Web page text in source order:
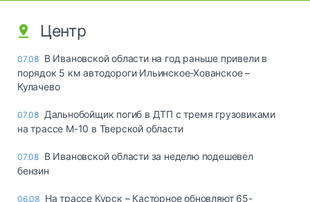
Центр
07.08 В Ивановской области на год раньше привели в
порядок 5 км автодороги Ильинское-Хованское –
Кулачево
07.08 Дальнобойщик погиб в ДТП с тремя грузовиками
на трассе М-10 в Тверской области
07.08 В Ивановской области за неделю подешевел
бензин
06.08 На трассе Курск – Касторное обновляют 65-